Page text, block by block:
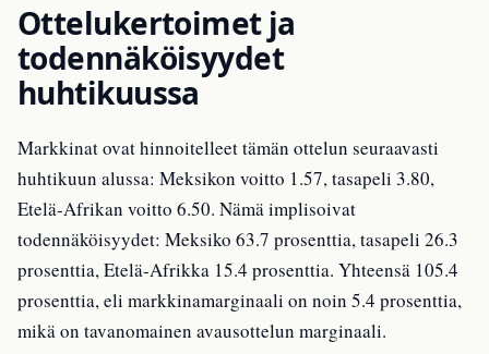
Ottelukertoimet ja
todennäköisyydet
huhtikuussa
Markkinat ovat hinnoitelleet tämän ottelun seuraavasti
huhtikuun alussa: Meksikon voitto 1.57, tasapeli 3.80,
Etelä-Afrikan voitto 6.50. Nämä implisoivat
todennäköisyydet: Meksiko 63.7 prosenttia, tasapeli 26.3
prosenttia, Etelä-Afrikka 15.4 prosenttia. Yhteensä 105.4
prosenttia, eli markkinamarginaali on noin 5.4 prosenttia,
mikä on tavanomainen avausottelun marginaali.